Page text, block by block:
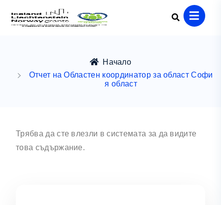
Начало
Отчет на Областен координатор за област Софи
я област
Трябва да сте влезли в системата за да видите
това съдържание.